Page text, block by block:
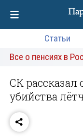
Статьи
Все о пенсиях в
СК рассказал
убийства